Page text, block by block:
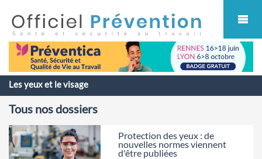
Les yeux et le visage
Tous nos dossiers
Protection des yeux : de
nouvelles normes viennent
d'être publiées